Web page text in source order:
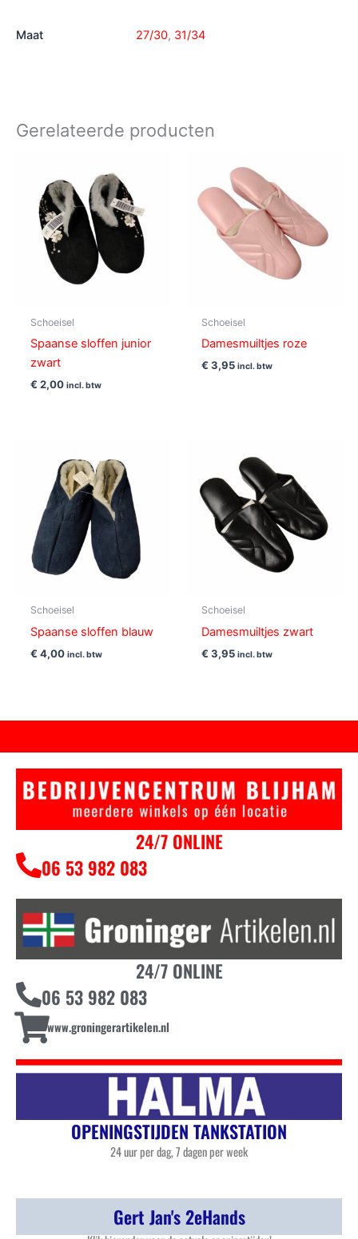
Maat 27/30, 31/34
Gerelateerde producten
Schoeisel
Spaanse sloffen junior
zwart
€ 2,00 incl. btw
Schoeisel
Damesmuiltjes roze
€ 3,95 incl. btw
Schoeisel
Spaanse sloffen blauw
€ 4,00 incl. btw
Schoeisel
Damesmuiltjes zwart
€ 3,95 incl. btw
24/7 ONLINE
06 53 982 083
24/7 ONLINE
06 53 982 083
www.groningerartikelen.nl
OPENINGSTIJDEN TANKSTATION
24 uur per dag, 7 dagen per week
Gert Jan's 2eHands